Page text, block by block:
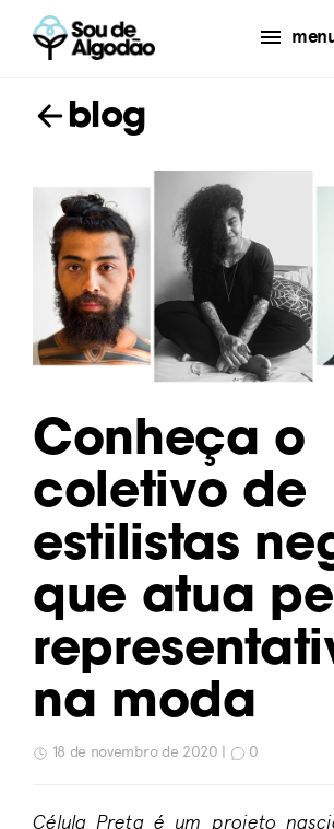
blog
Conheça o
coletivo de
estilistas
que atua
na moda
18 de novembro de 2020 | 0
Célula Preta é um projeto